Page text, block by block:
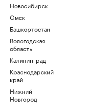
Новосибирск
Омск
Башкортостан
Вологодская
область
Калининград
Краснодарский
край
Нижний
Новгород